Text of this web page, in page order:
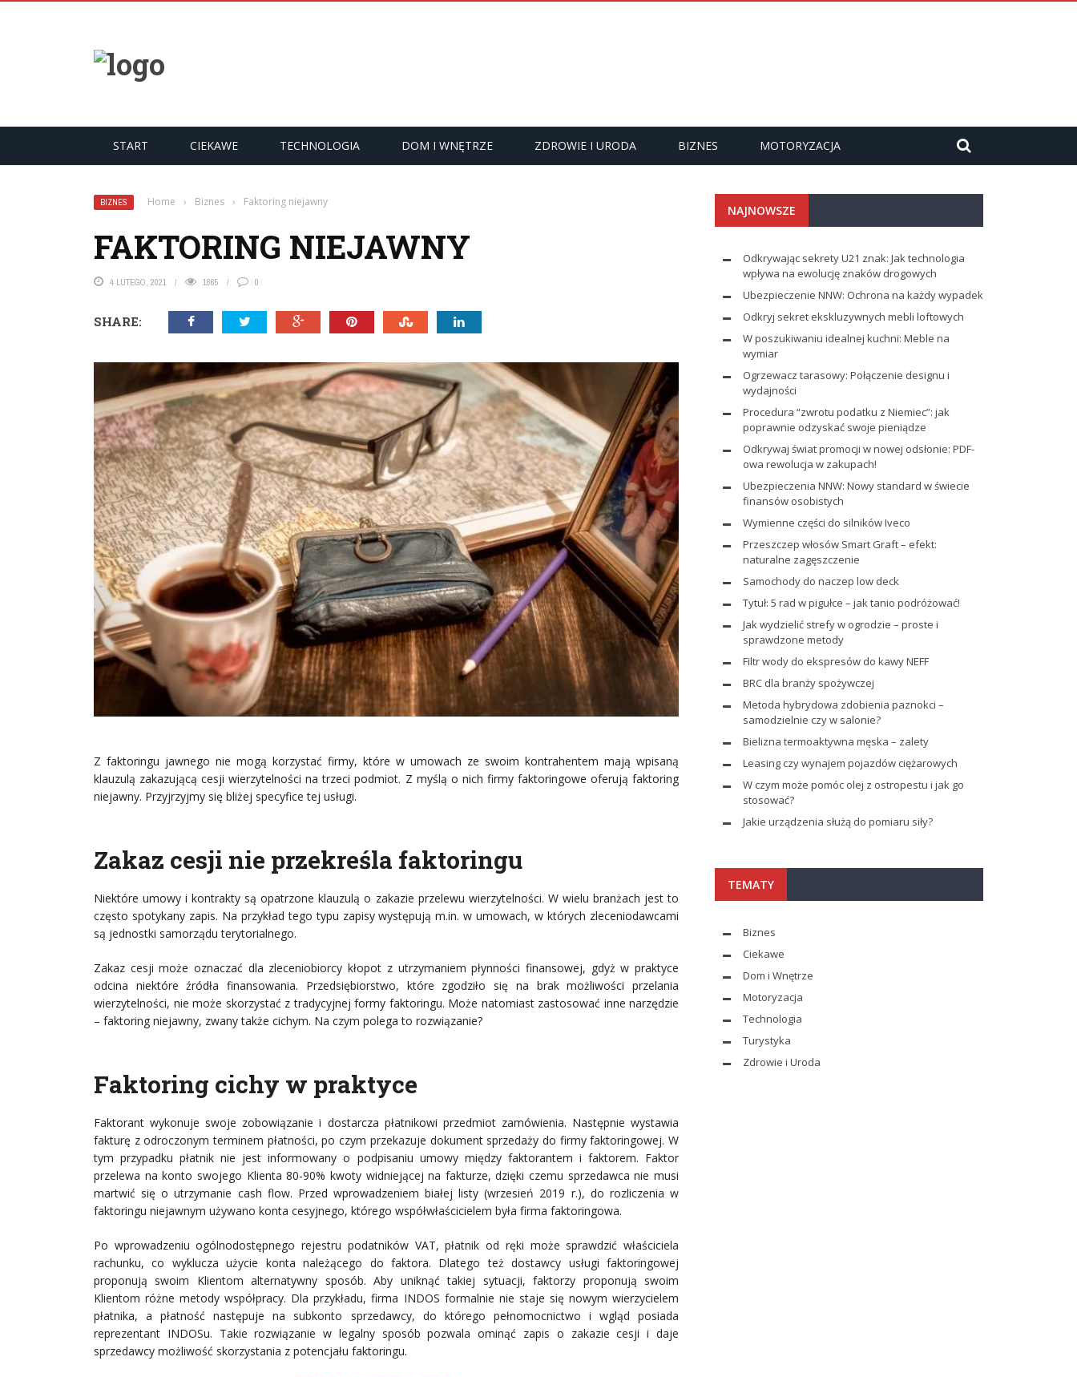
START CIEKAWE TECHNOLOGIA DOM I WNĘTRZE ZDROWIE I URODA BIZNES MOTORYZACJA
BIZNES Home › Biznes › Faktoring niejawny
FAKTORING NIEJAWNY
4 LUTEGO, 2021 1865 0
SHARE:
Z faktoringu jawnego nie mogą korzystać firmy, które w umowach ze swoim kontrahentem mają wpisaną
klauzulą zakazującą cesji wierzytelności na trzeci podmiot. Z myślą o nich firmy faktoringowe oferują faktoring
niejawny. Przyjrzyjmy się bliżej specyfice tej usługi.
Zakaz cesji nie przekreśla faktoringu
Niektóre umowy i kontrakty są opatrzone klauzulą o zakazie przelewu wierzytelności. W wielu branżach jest to
często spotykany zapis. Na przykład tego typu zapisy występują m.in. w umowach, w których zleceniodawcami
są jednostki samorządu terytorialnego.
Zakaz cesji może oznaczać dla zleceniobiorcy kłopot z utrzymaniem płynności finansowej, gdyż w praktyce
odcina niektóre źródła finansowania. Przedsiębiorstwo, które zgodziło się na brak możliwości przelania
wierzytelności, nie może skorzystać z tradycyjnej formy faktoringu. Może natomiast zastosować inne narzędzie
– faktoring niejawny, zwany także cichym. Na czym polega to rozwiązanie?
Faktoring cichy w praktyce
Faktorant wykonuje swoje zobowiązanie i dostarcza płatnikowi przedmiot zamówienia. Następnie wystawia
fakturę z odroczonym terminem płatności, po czym przekazuje dokument sprzedaży do firmy faktoringowej. W
tym przypadku płatnik nie jest informowany o podpisaniu umowy między faktorantem i faktorem. Faktor
przelewa na konto swojego Klienta 80-90% kwoty widniejącej na fakturze, dzięki czemu sprzedawca nie musi
martwić się o utrzymanie cash flow. Przed wprowadzeniem białej listy (wrzesień 2019 r.), do rozliczenia w
faktoringu niejawnym używano konta cesyjnego, którego współwłaścicielem była firma faktoringowa.
Po wprowadzeniu ogólnodostępnego rejestru podatników VAT, płatnik od ręki może sprawdzić właściciela
rachunku, co wyklucza użycie konta należącego do faktora. Dlatego też dostawcy usługi faktoringowej
proponują swoim Klientom alternatywny sposób. Aby uniknąć takiej sytuacji, faktorzy proponują swoim
Klientom różne metody współpracy. Dla przykładu, firma INDOS formalnie nie staje się nowym wierzycielem
płatnika, a płatność następuje na subkonto sprzedawcy, do którego pełnomocnictwo i wgląd posiada
reprezentant INDOSu. Takie rozwiązanie w legalny sposób pozwala ominąć zapis o zakazie cesji i daje
sprzedawcy możliwość skorzystania z potencjału faktoringu.
NAJNOWSZE
Odkrywając sekrety U21 znak: Jak technologia
wpływa na ewolucję znaków drogowych
Ubezpieczenie NNW: Ochrona na każdy wypadek
Odkryj sekret ekskluzywnych mebli loftowych
W poszukiwaniu idealnej kuchni: Meble na
wymiar
Ogrzewacz tarasowy: Połączenie designu i
wydajności
Procedura “zwrotu podatku z Niemiec”: jak
poprawnie odzyskać swoje pieniądze
Odkrywaj świat promocji w nowej odsłonie: PDF-
owa rewolucja w zakupach!
Ubezpieczenia NNW: Nowy standard w świecie
finansów osobistych
Wymienne części do silników Iveco
Przeszczep włosów Smart Graft – efekt:
naturalne zagęszczenie
Samochody do naczep low deck
Tytuł: 5 rad w pigułce – jak tanio podróżować!
Jak wydzielić strefy w ogrodzie – proste i
sprawdzone metody
Filtr wody do ekspresów do kawy NEFF
BRC dla branży spożywczej
Metoda hybrydowa zdobienia paznokci –
samodzielnie czy w salonie?
Bielizna termoaktywna męska – zalety
Leasing czy wynajem pojazdów ciężarowych
W czym może pomóc olej z ostropestu i jak go
stosować?
Jakie urządzenia służą do pomiaru siły?
TEMATY
Biznes
Ciekawe
Dom i Wnętrze
Motoryzacja
Technologia
Turystyka
Zdrowie i Uroda